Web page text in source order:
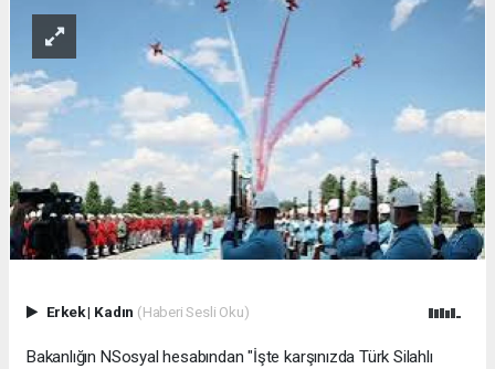
Erkek| Kadın (Haberi Sesli Oku)
Bakanlığın NSosyal hesabından "İşte karşınızda Türk Silahlı